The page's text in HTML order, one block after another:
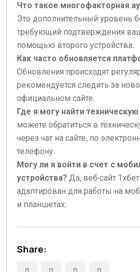
Что такое многофакторная
Это дополнительный уровень
требующий подтверждения
помощью второго устройства.
Как часто обновляется
Обновления происходят
рекомендуется следить за
официальном сайте.
Где я могу найти
можете обратиться в
через чат на сайте, по
телефону.
Могу ли я войти в счет с
устройства? Да, веб-сайт
адаптирован для работы на
и планшетах.
Share: